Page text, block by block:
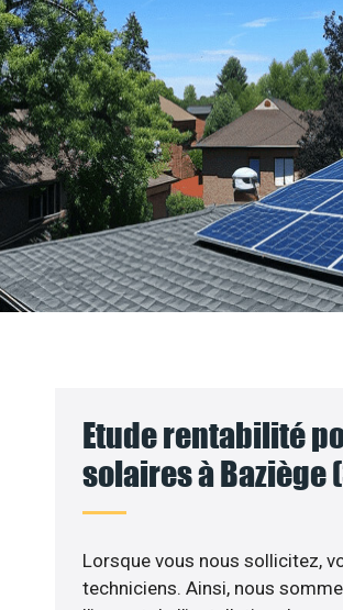
Etude rentabilité
solaires à Baziège
Lorsque vous nous sollicitez,
techniciens. Ainsi, nous